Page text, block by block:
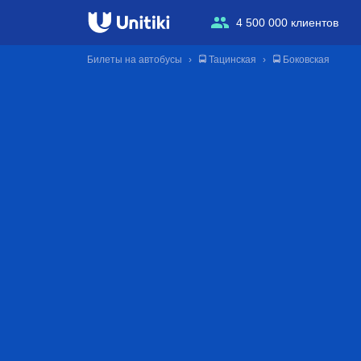
4 500 000 клиентов
Билеты на автобусы 🚍 Тацинская 🚍 Боковская